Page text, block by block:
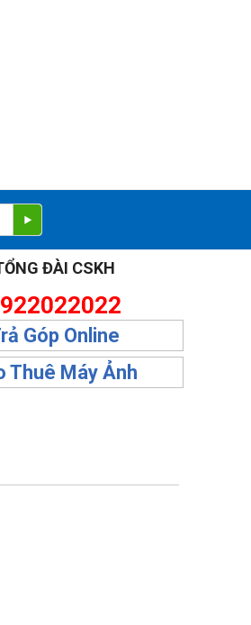
hay độ ổn định.
ĐÀI CSKH
Góp Online
Thuê Máy Ảnh